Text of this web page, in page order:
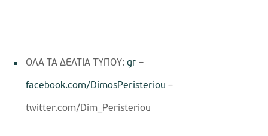
ΟΛΑ ΤΑ ΔΕΛΤΙΑ ΤΥΠΟΥ:gr –
facebook.com/DimosPeristeriou –
twitter.com/Dim_Peristeriou